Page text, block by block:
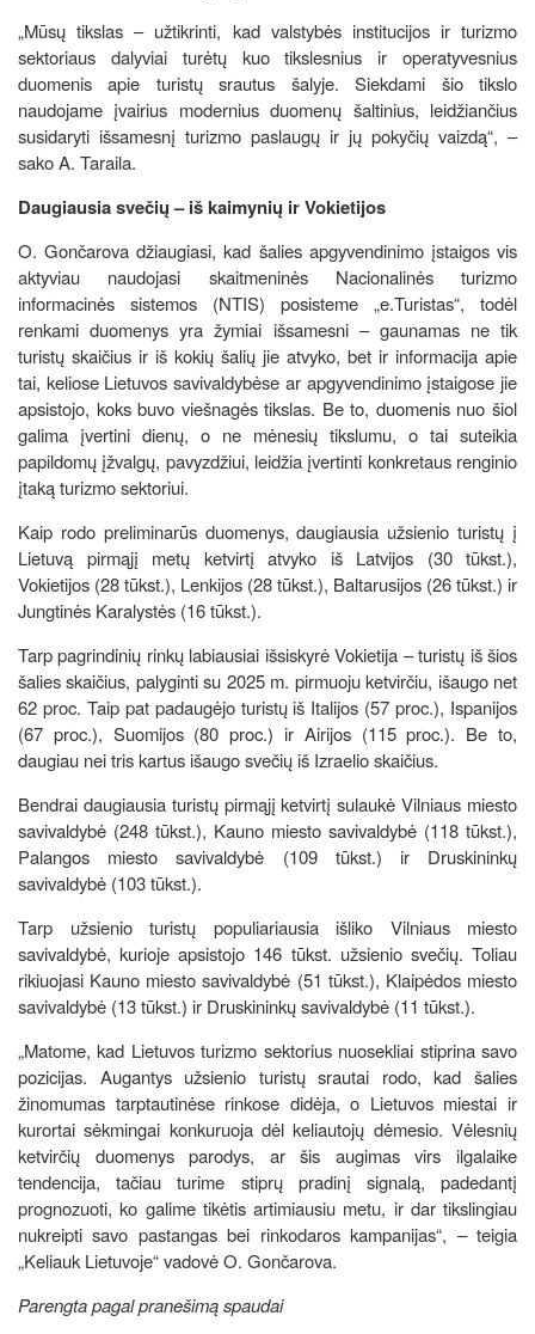
„Mūsų tikslas – užtikrinti, kad valstybės institucijos ir turizmo
sektoriaus dalyviai turėtų kuo tikslesnius ir operatyvesnius
duomenis apie turistų srautus šalyje. Siekdami šio tikslo
naudojame įvairius modernius duomenų šaltinius, leidžiančius
susidaryti išsamesnį turizmo paslaugų ir jų pokyčių vaizdą“, –
sako A. Taraila.
Daugiausia svečių – iš kaimynių ir Vokietijos
O. Gončarova džiaugiasi, kad šalies apgyvendinimo įstaigos vis
aktyviau naudojasi skaitmeninės Nacionalinės turizmo
informacinės sistemos (NTIS) posisteme „e.Turistas“, todėl
renkami duomenys yra žymiai išsamesni – gaunamas ne tik
turistų skaičius ir iš kokių šalių jie atvyko, bet ir informacija apie
tai, keliose Lietuvos savivaldybėse ar apgyvendinimo įstaigose jie
apsistojo, koks buvo viešnagės tikslas. Be to, duomenis nuo šiol
galima įvertini dienų, o ne mėnesių tikslumu, o tai suteikia
papildomų įžvalgų, pavyzdžiui, leidžia įvertinti konkretaus renginio
įtaką turizmo sektoriui.
Kaip rodo preliminarūs duomenys, daugiausia užsienio turistų į
Lietuvą pirmąjį metų ketvirtį atvyko iš Latvijos (30 tūkst.),
Vokietijos (28 tūkst.), Lenkijos (28 tūkst.), Baltarusijos (26 tūkst.) ir
Jungtinės Karalystės (16 tūkst.).
Tarp pagrindinių rinkų labiausiai išsiskyrė Vokietija – turistų iš šios
šalies skaičius, palyginti su 2025 m. pirmuoju ketvirčiu, išaugo net
62 proc. Taip pat padaugėjo turistų iš Italijos (57 proc.), Ispanijos
(67 proc.), Suomijos (80 proc.) ir Airijos (115 proc.). Be to,
daugiau nei tris kartus išaugo svečių iš Izraelio skaičius.
Bendrai daugiausia turistų pirmąjį ketvirtį sulaukė Vilniaus miesto
savivaldybė (248 tūkst.), Kauno miesto savivaldybė (118 tūkst.),
Palangos miesto savivaldybė (109 tūkst.) ir Druskininkų
savivaldybė (103 tūkst.).
Tarp užsienio turistų populiariausia išliko Vilniaus miesto
savivaldybė, kurioje apsistojo 146 tūkst. užsienio svečių. Toliau
rikiuojasi Kauno miesto savivaldybė (51 tūkst.), Klaipėdos miesto
savivaldybė (13 tūkst.) ir Druskininkų savivaldybė (11 tūkst.).
„Matome, kad Lietuvos turizmo sektorius nuosekliai stiprina savo
pozicijas. Augantys užsienio turistų srautai rodo, kad šalies
žinomumas tarptautinėse rinkose didėja, o Lietuvos miestai ir
kurortai sėkmingai konkuruoja dėl keliautojų dėmesio. Vėlesnių
ketvirčių duomenys parodys, ar šis augimas virs ilgalaike
tendencija, tačiau turime stiprų pradinį signalą, padedantį
prognozuoti, ko galime tikėtis artimiausiu metu, ir dar tikslingiau
nukreipti savo pastangas bei rinkodaros kampanijas“, – teigia
„Keliauk Lietuvoje“ vadovė O. Gončarova.
Parengta pagal pranešimą spaudai